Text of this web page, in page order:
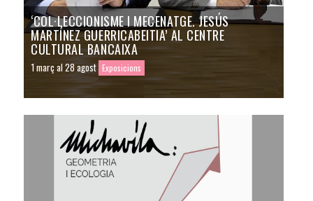
‘COL·LECCIONISME I MECENATGE. JESÚS
MARTÍNEZ GUERRICABEITIA’ AL CENTRE
CULTURAL BANCAIXA
1 març al 28 agost Exposicions